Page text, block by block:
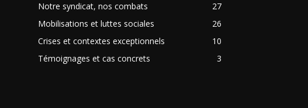
Notre syndicat, nos combats
27
Mobilisations et luttes sociales
26
Crises et contextes exceptionnels
10
Témoignages et cas concrets
3